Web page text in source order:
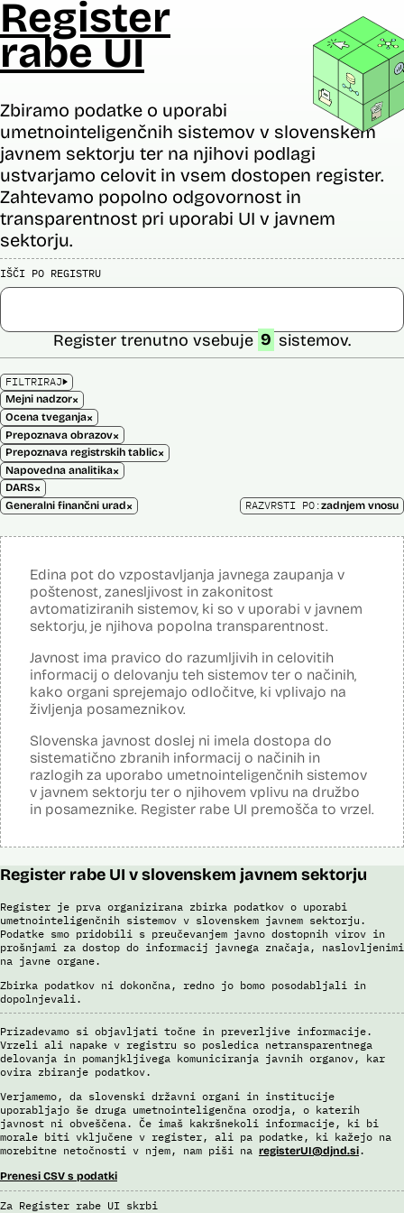
Register
rabe UI
Zbiramo podatke o uporabi
umetnointeligenčnih sistemov v slovenskem
javnem sektorju ter na njihovi podlagi
ustvarjamo celovit in vsem dostopen register.
Zahtevamo popolno odgovornost in
transparentnost pri uporabi UI v javnem
sektorju.
IŠČI PO REGISTRU
FILTRIRAJ
Mejni nadzor×
Ocena tveganja×
Prepoznava obrazov×
Prepoznava registrskih tablic×
Napovedna analitika×
DARS×
Generalni finančni urad×
Register trenutno vsebuje 9 sistemov.
RAZVRSTI PO:zadnjem vnosu
Edina pot do vzpostavljanja javnega zaupanja v
poštenost, zanesljivost in zakonitost
avtomatiziranih sistemov, ki so v uporabi v javnem
sektorju, je njihova popolna transparentnost.
Javnost ima pravico do razumljivih in celovitih
informacij o delovanju teh sistemov ter o načinih,
kako organi sprejemajo odločitve, ki vplivajo na
življenja posameznikov.
Slovenska javnost doslej ni imela dostopa do
sistematično zbranih informacij o načinih in
razlogih za uporabo umetnointeligenčnih sistemov
v javnem sektorju ter o njihovem vplivu na družbo
in posameznike. Register rabe UI premošča to vrzel.
Register rabe UI v slovenskem javnem sektorju
Register je prva organizirana zbirka podatkov o uporabi
umetnointeligenčnih sistemov v slovenskem javnem sektorju.
Podatke smo pridobili s preučevanjem javno dostopnih virov in
prošnjami za dostop do informacij javnega značaja, naslovljenimi
na javne organe.
Zbirka podatkov ni dokončna, redno jo bomo posodabljali in
dopolnjevali.
Prizadevamo si objavljati točne in preverljive informacije.
Vrzeli ali napake v registru so posledica netransparentnega
delovanja in pomanjkljivega komuniciranja javnih organov, kar
ovira zbiranje podatkov.
Verjamemo, da slovenski državni organi in institucije
uporabljajo še druga umetnointeligenčna orodja, o katerih
javnost ni obveščena. Če imaš kakršnekoli informacije, ki bi
morale biti vključene v register, ali pa podatke, ki kažejo na
morebitne netočnosti v njem, nam piši na registerUI@djnd.si.
Prenesi CSV s podatki
Za Register rabe UI skrbi